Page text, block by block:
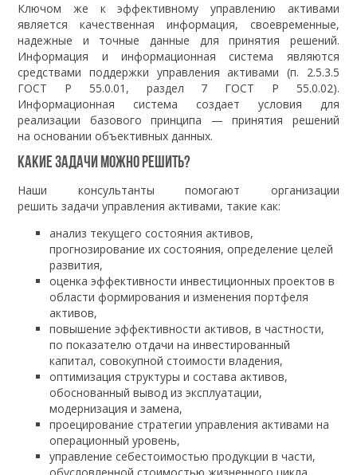
Ключом же к эффективному управлению активами
является качественная информация, своевременные,
надежные и точные данные для принятия решений.
Информация и информационная система являются
средствами поддержки управления активами (п. 2.5.3.5
ГОСТ Р 55.0.01, раздел 7 ГОСТ Р 55.0.02).
Информационная система создает условия для
реализации базового принципа — принятия решений
на основании объективных данных.
Какие задачи можно решить?
Наши консультанты помогают организации
решить задачи управления активами, такие как:
анализ текущего состояния активов,
прогнозирование их состояния, определение целей
развития,
оценка эффективности инвестиционных проектов в
области формирования и изменения портфеля
активов,
повышение эффективности активов, в частности,
по показателю отдачи на инвестированный
капитал, совокупной стоимости владения,
оптимизация структуры и состава активов,
обоснованный вывод из эксплуатации,
модернизация и замена,
проецирование стратегии управления активами на
операционный уровень,
управление себестоимостью продукции в части,